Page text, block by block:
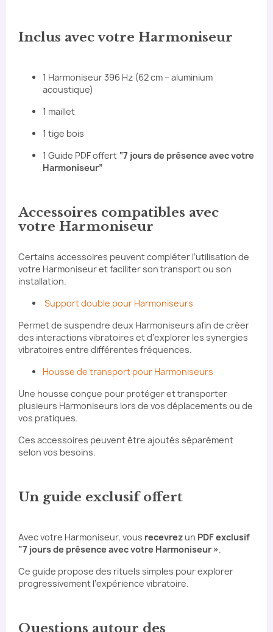
Inclus avec votre Harmoniseur
1 Harmoniseur 396 Hz (62 cm – aluminium
acoustique)
1 maillet
1 tige bois
1 Guide PDF offert “7 jours de présence avec votre
Harmoniseur”
Accessoires compatibles avec
votre Harmoniseur
Certains accessoires peuvent compléter l’utilisation de
votre Harmoniseur et faciliter son transport ou son
installation.
Support double pour Harmoniseurs
Permet de suspendre deux Harmoniseurs afin de créer
des interactions vibratoires et d’explorer les synergies
vibratoires entre différentes fréquences.
Housse de transport pour Harmoniseurs
Une housse conçue pour protéger et transporter
plusieurs Harmoniseurs lors de vos déplacements ou de
vos pratiques.
Ces accessoires peuvent être ajoutés séparément
selon vos besoins.
Un guide exclusif offert
Avec votre Harmoniseur, vous recevrez un PDF exclusif
"7 jours de présence avec votre Harmoniseur ».
Ce guide propose des rituels simples pour explorer
progressivement l’expérience vibratoire.
Questions autour des